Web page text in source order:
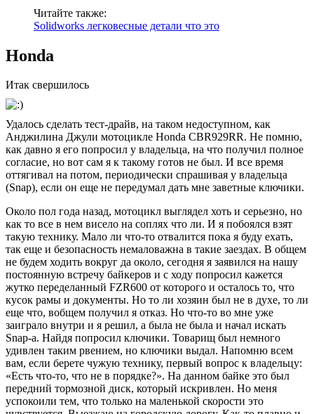
Читайте также:
Solidworks легковесные детали что это
Honda
Итак свершилось
Удалось сделать тест-драйв, на таком недоступном, как
Анджилина Джули мотоцикле Honda CBR929RR. Не помню,
как давно я его попросил у владельца, на что получил полное
согласие, но вот сам я к такому готов не был. И все время
оттягивал на потом, периодически спрашивая у владельца
(Snap), если он еще не передумал дать мне заветные ключики.
Около пол года назад, мотоцикл выглядел хоть и серьезно, но
как то все в нем висело на соплях что ли. И я побоялся взят
такую технику. Мало ли что-то отвалится пока я буду ехать,
так еще и безопасность немаловажна в такие заездах. В общем
не будем ходить вокруг да около, сегодня я заявился на нашу
постоянную встречу байкеров и с ходу попросил кажется
жутко переделанный FZR600 от которого и осталось то, что
кусок рамы и документы. Но то ли хозяин был не в духе, то ли
еще что, вобщем получил я отказ. Но что-то во мне уже
заиграло внутри и я решил, а была не была и начал искать
Snap-а. Найдя попросил ключики. Товарищ был немного
удивлен таким рвением, но ключики выдал. Напомню всем
вам, если берете чужую технику, первый вопрос к владельцу:
«Есть что-то, что не в порядке?». На данном байке это был
передний тормозной диск, который искривлен. Но меня
успокоили тем, что только на маленькой скорости это